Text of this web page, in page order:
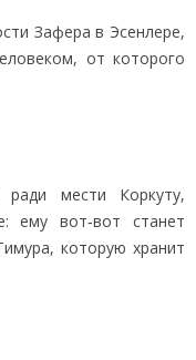
Зафера в Эсенлере,
от которого
мести Коркуту,
ему вот‑вот станет
которую хранит